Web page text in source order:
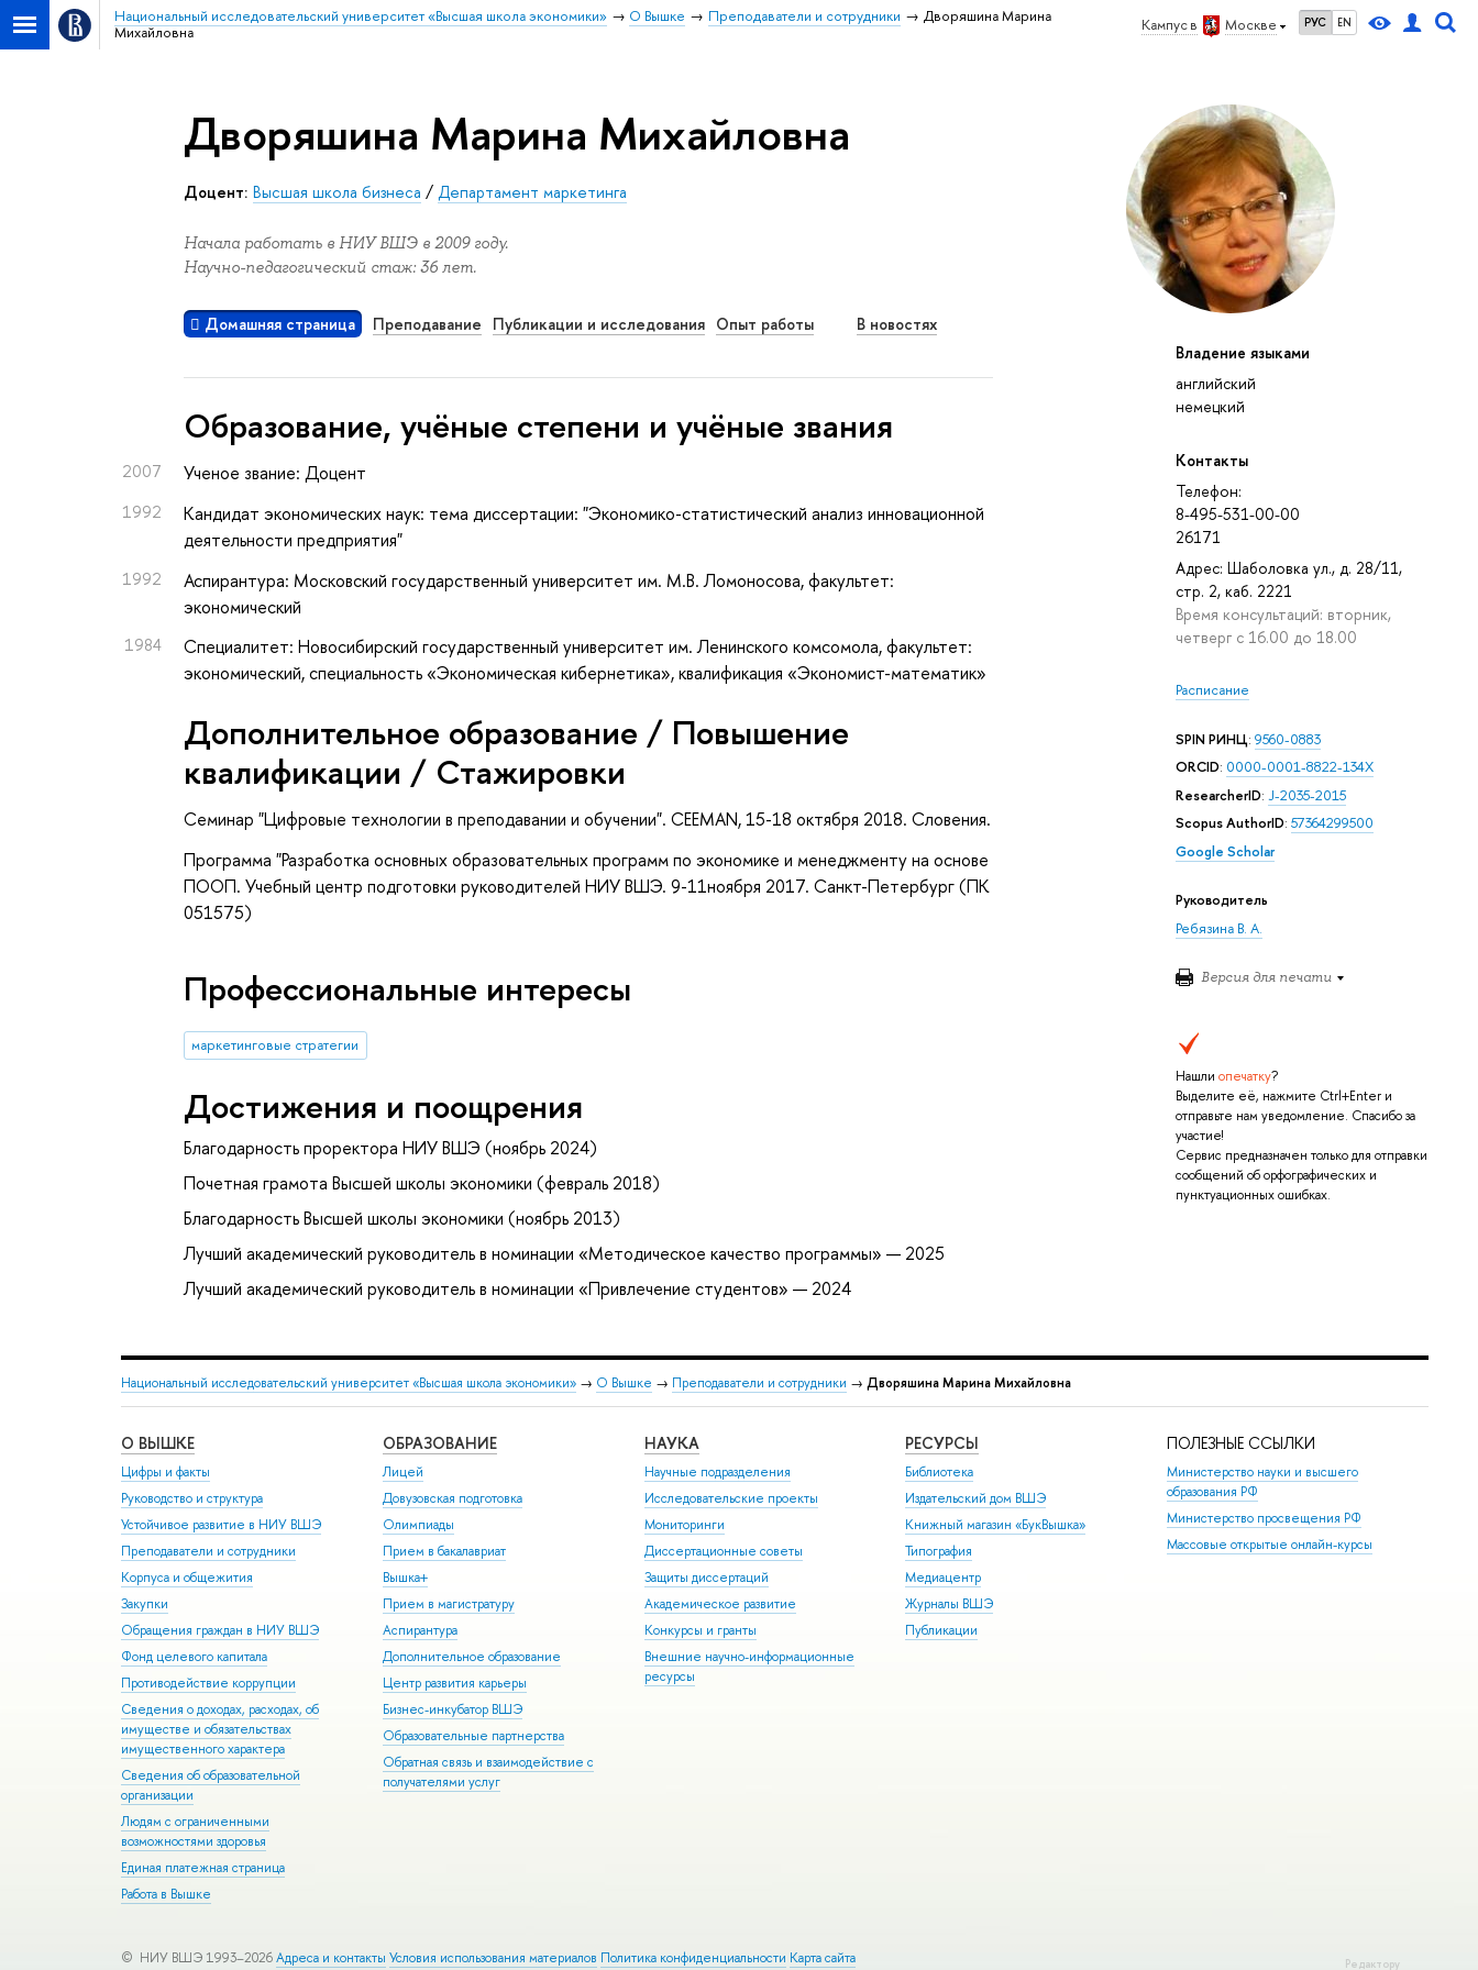
Кампус в Москве РУС EN
Национальный исследовательский университет «Высшая школа экономики» О Вышке Преподаватели и сотрудники
Дворяшина Марина
Михайловна
Владение языками
английский
немецкий
Контакты
Телефон:
8-495-531-00-00
26171
Адрес: Шаболовка ул., д. 28/11,
стр. 2, каб. 2221
Время консультаций: вторник,
четверг с 16.00 до 18.00
Расписание
SPIN РИНЦ: 9560-0883
ORCID: 0000-0001-8822-134X
ResearcherID: J-2035-2015
Scopus AuthorID: 57364299500
Google Scholar
Руководитель
Ребязина В. А.
Версия для печати
Нашли опечатку?
Выделите её, нажмите Ctrl+Enter и
отправьте нам уведомление. Спасибо за
участие!
Сервис предназначен только для отправки
сообщений об орфографических и
пунктуационных ошибках.
Дворяшина Марина Михайловна
Доцент: Высшая школа бизнеса / Департамент маркетинга
Начала работать в НИУ ВШЭ в 2009 году.
Научно-педагогический стаж: 36 лет.
Домашняя страница Преподавание Публикации и исследования Опыт работы В новостях
Oбразование, учёные степени и учёные звания
2007 Ученое звание: Доцент
1992
Кандидат экономических наук: тема диссертации: "Экономико-статистический анализ инновационной
деятельности предприятия"
1992
Аспирантура: Московский государственный университет им. М.В. Ломоносова, факультет:
экономический
1984
Специалитет: Новосибирский государственный университет им. Ленинского комсомола, факультет:
экономический, специальность «Экономическая кибернетика», квалификация «Экономист-математик»
Дополнительное образование / Повышение
квалификации / Стажировки
Семинар "Цифровые технологии в преподавании и обучении". CEEMAN, 15-18 октября 2018. Словения.
Программа "Разработка основных образовательных программ по экономике и менеджменту на основе
ПООП. Учебный центр подготовки руководителей НИУ ВШЭ. 9-11ноября 2017. Санкт-Петербург (ПК
051575)
Профессиональные интересы
маркетинговые стратегии
Достижения и поощрения
Благодарность проректора НИУ ВШЭ (ноябрь 2024)
Почетная грамота Высшей школы экономики (февраль 2018)
Благодарность Высшей школы экономики (ноябрь 2013)
Лучший академический руководитель в номинации «Методическое качество программы» — 2025
Лучший академический руководитель в номинации «Привлечение студентов» — 2024
Национальный исследовательский университет «Высшая школа экономики» → О Вышке → Преподаватели и сотрудники → Дворяшина Марина Михайловна
О ВЫШКЕ
Цифры и факты
Руководство и структура
Устойчивое развитие в НИУ ВШЭ
Преподаватели и сотрудники
Корпуса и общежития
Закупки
Обращения граждан в НИУ ВШЭ
Фонд целевого капитала
Противодействие коррупции
Сведения о доходах, расходах, об
имуществе и обязательствах
имущественного характера
Сведения об образовательной
организации
Людям с ограниченными
возможностями здоровья
Единая платежная страница
Работа в Вышке
ОБРАЗОВАНИЕ
Лицей
Довузовская подготовка
Олимпиады
Прием в бакалавриат
Вышка+
Прием в магистратуру
Аспирантура
Дополнительное образование
Центр развития карьеры
Бизнес-инкубатор ВШЭ
Образовательные партнерства
Обратная связь и взаимодействие с
получателями услуг
НАУКА
Научные подразделения
Исследовательские проекты
Мониторинги
Диссертационные советы
Защиты диссертаций
Академическое развитие
Конкурсы и гранты
Внешние научно-информационные
ресурсы
РЕСУРСЫ
Библиотека
Издательский дом ВШЭ
Книжный магазин «БукВышка»
Типография
Медиацентр
Журналы ВШЭ
Публикации
ПОЛЕЗНЫЕ ССЫЛКИ
Министерство науки и высшего
образования РФ
Министерство просвещения РФ
Массовые открытые онлайн-курсы
Редактору
© НИУ ВШЭ 1993–2026Адреса и контакты Условия использования материалов Политика конфиденциальности Карта сайта